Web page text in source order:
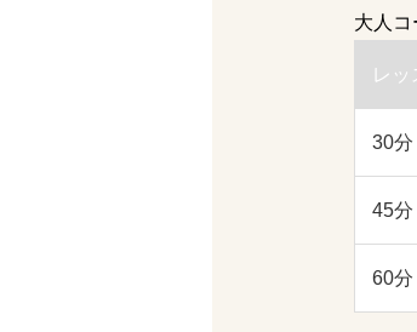
大人コ
レッ
30分
45分
60分